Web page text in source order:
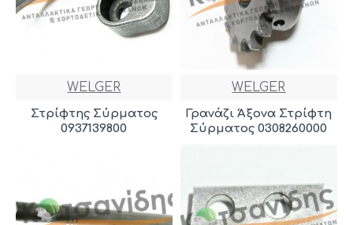
WELGER
Στρίφτης Σύρματος
0937139800
WELGER
Γρανάζι Άξονα Στρίφτη
Σύρματος 0308260000